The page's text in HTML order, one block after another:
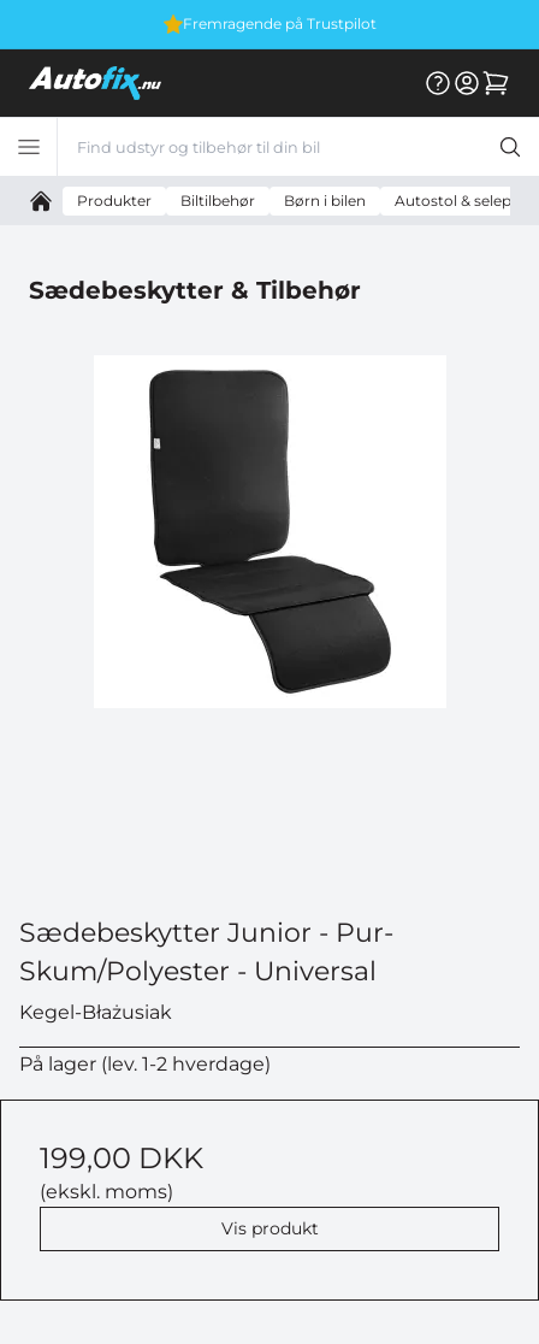
Fremragende på Trustpilot
Produkter Biltilbehør Børn i bilen Autostol & selepude
Sædebeskytter & Tilbehør
Sædebeskytter Junior - Pur-
Skum/Polyester - Universal
Kegel-Błażusiak
På lager (lev. 1-2 hverdage)
199,00 DKK
(ekskl. moms)
Vis produkt